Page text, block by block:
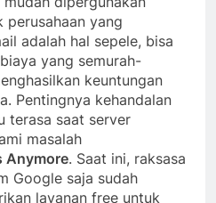
perusahaan yang
adalah hal sepele, bisa
yang semurah-
keuntungan
Pentingnya kehandalan
terasa saat server
masalah
Anymore. Saat ini, raksasa
Google saja sudah
layanan free untuk